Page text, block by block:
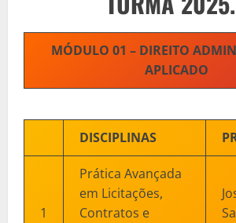
MÓDULO 01 – DIREITO
APLICADO
DISCIPLINAS
1
Prática Avançada
em Licitações,
Contratos e